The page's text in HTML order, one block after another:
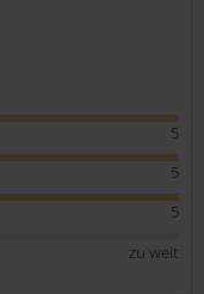
5
5
5
zu weit